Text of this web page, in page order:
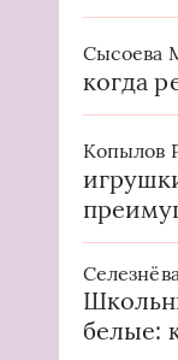
Сысоева
когда
Копылов
белые: